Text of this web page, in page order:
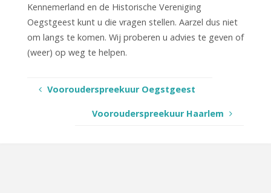
Kennemerland en de Historische Vereniging
Oegstgeest kunt u die vragen stellen. Aarzel dus niet
om langs te komen. Wij proberen u advies te geven of
(weer) op weg te helpen.
Voorouderspreekuur Oegstgeest
Voorouderspreekuur Haarlem